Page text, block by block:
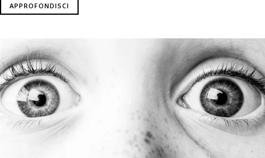
APPROFONDISCI